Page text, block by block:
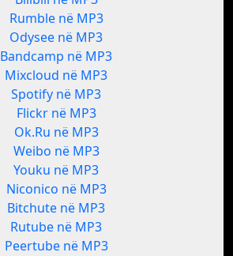
Rumble në MP3
Odysee në MP3
Bandcamp në MP3
Mixcloud në MP3
Spotify në MP3
Flickr në MP3
Ok.Ru në MP3
Weibo në MP3
Youku në MP3
Niconico në MP3
Bitchute në MP3
Rutube në MP3
Peertube në MP3